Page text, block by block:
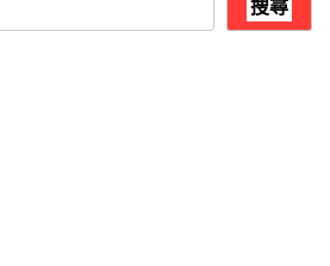
搜尋